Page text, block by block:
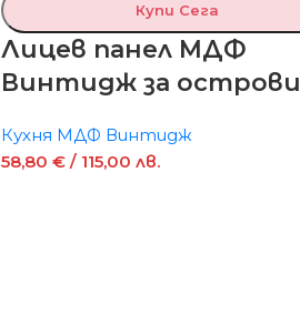
Купи Сега
Лицев панел МДФ
Винтидж за острови
Кухня МДФ Винтидж
58,80 € / 115,00 лв.